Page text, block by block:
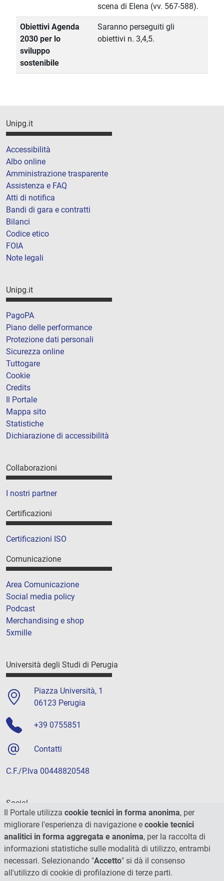
scena di Elena (vv. 567-588).
Obiettivi Agenda
2030 per lo
sviluppo
sostenibile
Saranno perseguiti gli
obiettivi n. 3,4,5.
Unipg.it
Accessibilità
Albo online
Amministrazione trasparente
Assistenza e FAQ
Atti di notifica
Bandi di gara e contratti
Bilanci
Codice etico
FOIA
Note legali
Unipg.it
PagoPA
Piano delle performance
Protezione dati personali
Sicurezza online
Tuttogare
Cookie
Credits
Il Portale
Mappa sito
Statistiche
Dichiarazione di accessibilità
Collaborazioni
I nostri partner
Certificazioni
Certificazioni ISO
Comunicazione
Area Comunicazione
Social media policy
Podcast
Merchandising e shop
5xmille
Università degli Studi di Perugia
Piazza Università, 1
06123 Perugia
+39 0755851
Contatti
C.F./P.Iva 00448820548
Social
Il Portale utilizza cookie tecnici in forma anonima, per
migliorare l'esperienza di navigazione e cookie tecnici
analitici in forma aggregata e anonima, per la raccolta di
informazioni statistiche sulle modalità di utilizzo, entrambi
necessari. Selezionando "Accetto" si dà il consenso
all'utilizzo di cookie di profilazione di terze parti.